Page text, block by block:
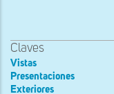
Claves
Vistas
Presentaciones
Exteriores